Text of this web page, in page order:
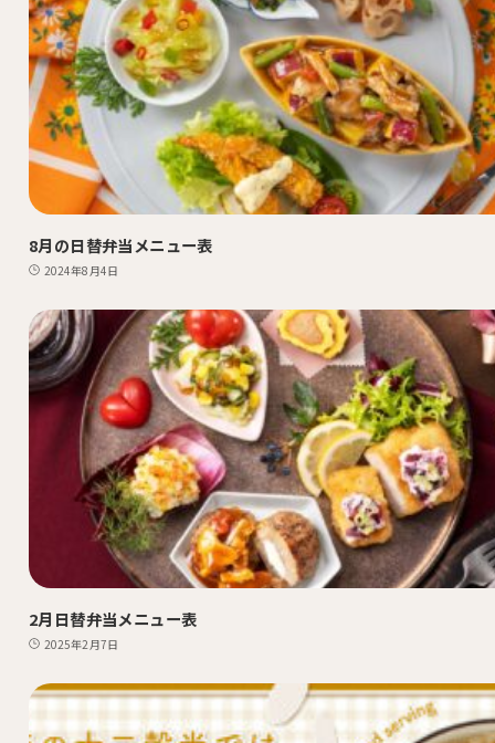
8月の日替弁当メニュー表
2024年8月4日
2月日替弁当メニュー表
2025年2月7日